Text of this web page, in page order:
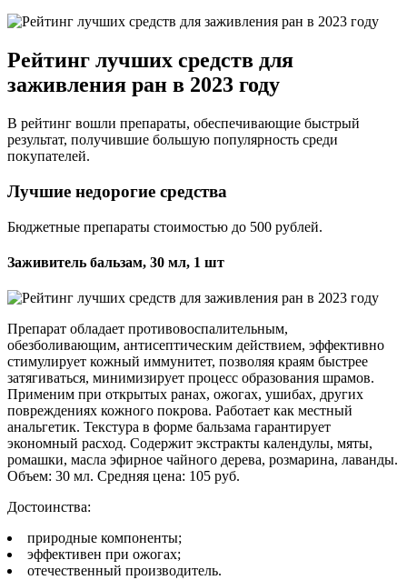
Рейтинг лучших средств для
заживления ран в 2023 году
В рейтинг вошли препараты, обеспечивающие быстрый
результат, получившие большую популярность среди
покупателей.
Лучшие недорогие средства
Бюджетные препараты стоимостью до 500 рублей.
Заживитель бальзам, 30 мл, 1 шт
Препарат обладает противовоспалительным,
обезболивающим, антисептическим действием, эффективно
стимулирует кожный иммунитет, позволяя краям быстрее
затягиваться, минимизирует процесс образования шрамов.
Применим при открытых ранах, ожогах, ушибах, других
повреждениях кожного покрова. Работает как местный
анальгетик. Текстура в форме бальзама гарантирует
экономный расход. Содержит экстракты календулы, мяты,
ромашки, масла эфирное чайного дерева, розмарина, лаванды.
Объем: 30 мл. Средняя цена: 105 руб.
Достоинства:
природные компоненты;
эффективен при ожогах;
отечественный производитель.